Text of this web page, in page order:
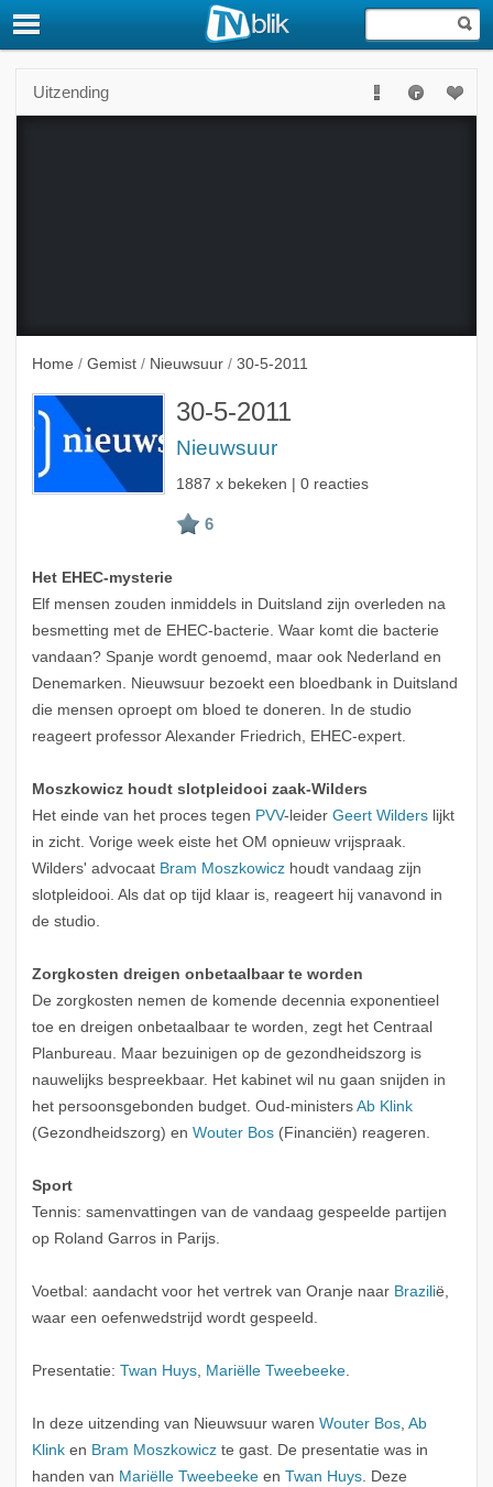
Uitzending
Deze uitzending is niet langer beschikbaar.
Home / Gemist / Nieuwsuur / 30-5-2011
30-5-2011
Nieuwsuur
1887 x bekeken | 0 reacties
Het EHEC-mysterie
Elf mensen zouden inmiddels in Duitsland zijn overleden na
besmetting met de EHEC-bacterie. Waar komt die bacterie
vandaan? Spanje wordt genoemd, maar ook Nederland en
Denemarken. Nieuwsuur bezoekt een bloedbank in Duitsland
die mensen oproept om bloed te doneren. In de studio
reageert professor Alexander Friedrich, EHEC-expert.
Moszkowicz houdt slotpleidooi zaak-Wilders
Het einde van het proces tegen PVV-leider Geert Wilderslijkt
in zicht. Vorige week eiste het OM opnieuw vrijspraak.
Wilders' advocaat Bram Moszkowiczhoudt vandaag zijn
slotpleidooi. Als dat op tijd klaar is, reageert hij vanavond in
de studio.
Zorgkosten dreigen onbetaalbaar te worden
De zorgkosten nemen de komende decennia exponentieel
toe en dreigen onbetaalbaar te worden, zegt het Centraal
Planbureau. Maar bezuinigen op de gezondheidszorg is
nauwelijks bespreekbaar. Het kabinet wil nu gaan snijden in
het persoonsgebonden budget. Oud-ministers Ab Klink
(Gezondheidszorg) en Wouter Bos(Financiën) reageren.
Sport
Tennis: samenvattingen van de vandaag gespeelde partijen
op Roland Garros in Parijs.
Voetbal: aandacht voor het vertrek van Oranje naar Brazilië,
waar een oefenwedstrijd wordt gespeeld.
Presentatie: Twan Huys, Mariëlle Tweebeeke.
In deze uitzending van Nieuwsuur waren Wouter Bos, Ab
Klinken Bram Moszkowiczte gast. De presentatie was in
handen van Mariëlle Tweebeekeen Twan Huys. Deze